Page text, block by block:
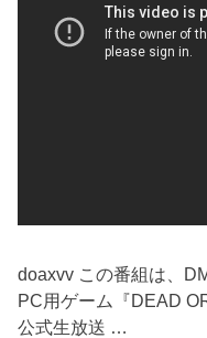
doaxvv この番組は、
PC用ゲーム『DEAD
公式生放送 …